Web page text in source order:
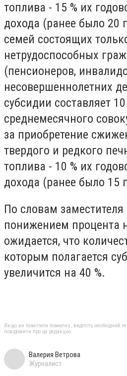
топлива - 15 % их
дохода (ранее было 20
семей состоящих
нетрудоспособных
(пенсионеров,
несовершеннолетних
субсидии составляет 10
среднемесячного
за приобретение
твердого и редкого
топлива - 10 % их
дохода (ранее было 15
По словам
понижением процента
ожидается, что
которым полагается
увеличится на 40 %.
Якщо ви помітили помилку, виділіть необхідний
повідомити про це редакцію
Валерия Ветрова
Журналист